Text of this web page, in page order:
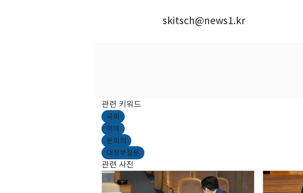
skitsch@news1.kr
관련 키워드
국회
여야
본회의
대정부질문
관련 사진